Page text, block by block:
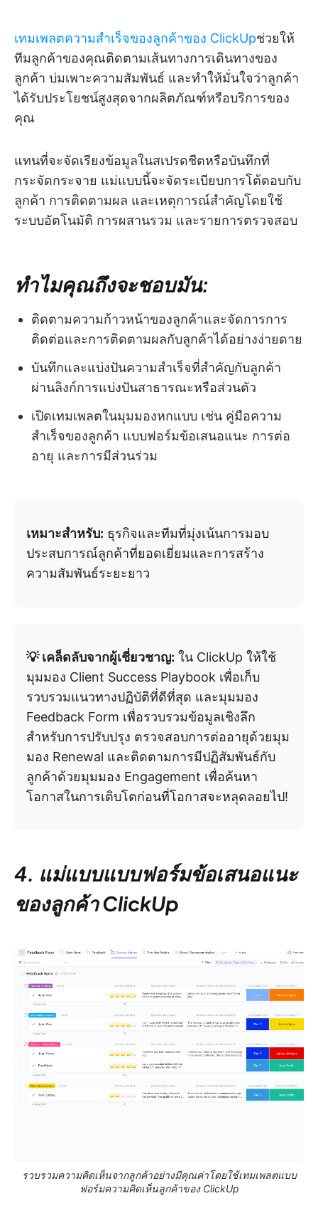
เทมเพลตความสำเร็จของลูกค้าของ ClickUpช่วยให้
ทีมลูกค้าของคุณติดตามเส้นทางการเดินทางของ
ลูกค้า บ่มเพาะความสัมพันธ์ และทำให้มั่นใจว่าลูกค้า
ได้รับประโยชน์สูงสุดจากผลิตภัณฑ์หรือบริการของ
คุณ
แทนที่จะจัดเรียงข้อมูลในสเปรดชีตหรือบันทึกที่
กระจัดกระจาย แม่แบบนี้จะจัดระเบียบการโต้ตอบกับ
ลูกค้า การติดตามผล และเหตุการณ์สำคัญโดยใช้
ระบบอัตโนมัติ การผสานรวม และรายการตรวจสอบ
ทำไมคุณถึงจะชอบมัน:
ติดตามความก้าวหน้าของลูกค้าและจัดการการ
ติดต่อและการติดตามผลกับลูกค้าได้อย่างง่ายดาย
บันทึกและแบ่งปันความสำเร็จที่สำคัญกับลูกค้า
ผ่านลิงก์การแบ่งปันสาธารณะหรือส่วนตัว
เปิดเทมเพลตในมุมมองหกแบบ เช่น คู่มือความ
สำเร็จของลูกค้า แบบฟอร์มข้อเสนอแนะ การต่อ
อายุ และการมีส่วนร่วม
เหมาะสำหรับ: ธุรกิจและทีมที่มุ่งเน้นการมอบ
ประสบการณ์ลูกค้าที่ยอดเยี่ยมและการสร้าง
ความสัมพันธ์ระยะยาว
💡 เคล็ดลับจากผู้เชี่ยวชาญ: ใน ClickUp ให้ใช้
มุมมอง Client Success Playbook เพื่อเก็บ
รวบรวมแนวทางปฏิบัติที่ดีที่สุด และมุมมอง
Feedback Form เพื่อรวบรวมข้อมูลเชิงลึก
สำหรับการปรับปรุง ตรวจสอบการต่ออายุด้วยมุม
มอง Renewal และติดตามการมีปฏิสัมพันธ์กับ
ลูกค้าด้วยมุมมอง Engagement เพื่อค้นหา
โอกาสในการเติบโตก่อนที่โอกาสจะหลุดลอยไป!
4. แม่แบบแบบฟอร์มข้อเสนอแนะ
ของลูกค้า ClickUp
รวบรวมความคิดเห็นจากลูกค้าอย่างมีคุณค่าโดยใช้เทมเพลตแบบ
ฟอร์มความคิดเห็นลูกค้าของ ClickUp